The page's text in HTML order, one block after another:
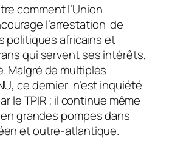
comment l’Union
l’arrestation de
politiques africains et
qui servent ses intérêts,
Malgré de multiples
ce dernier n’est inquiété
le TPIR ; il continue même
grandes pompes dans
et outre-atlantique.